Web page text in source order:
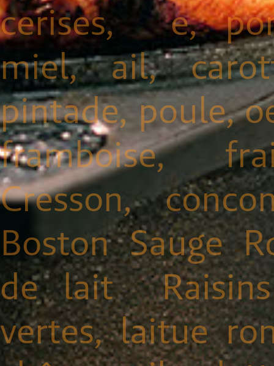
cerises, e,
miel, ail,
pintade, poule,
framboise,
Cresson,
Boston Sauge
de lait
vertes, laitue